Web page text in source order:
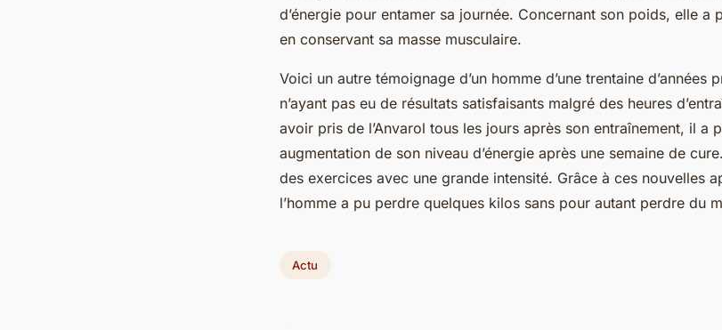
d’énergie pour entamer sa journée. Concernant son poids, elle a
en conservant sa masse musculaire.
Voici un autre témoignage d’un homme d’une trentaine d’années
n’ayant pas eu de résultats satisfaisants malgré des heures
avoir pris de l’Anvarol tous les jours après son entraînement, il a
augmentation de son niveau d’énergie après une semaine de
des exercices avec une grande intensité. Grâce à ces nouvelles
l’homme a pu perdre quelques kilos sans pour autant perdre du
Actu